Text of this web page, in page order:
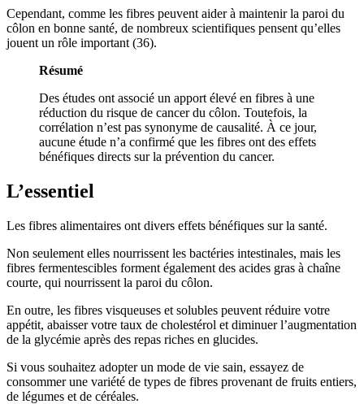
Cependant, comme les fibres peuvent aider à maintenir la paroi du
côlon en bonne santé, de nombreux scientifiques pensent qu’elles
jouent un rôle important (36).
Résumé
Des études ont associé un apport élevé en fibres à une
réduction du risque de cancer du côlon. Toutefois, la
corrélation n’est pas synonyme de causalité. À ce jour,
aucune étude n’a confirmé que les fibres ont des effets
bénéfiques directs sur la prévention du cancer.
L’essentiel
Les fibres alimentaires ont divers effets bénéfiques sur la santé.
Non seulement elles nourrissent les bactéries intestinales, mais les
fibres fermentescibles forment également des acides gras à chaîne
courte, qui nourrissent la paroi du côlon.
En outre, les fibres visqueuses et solubles peuvent réduire votre
appétit, abaisser votre taux de cholestérol et diminuer l’augmentation
de la glycémie après des repas riches en glucides.
Si vous souhaitez adopter un mode de vie sain, essayez de
consommer une variété de types de fibres provenant de fruits entiers,
de légumes et de céréales.